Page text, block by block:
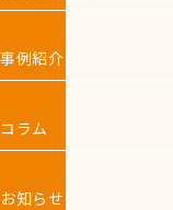
事例紹介
コラム
お知らせ